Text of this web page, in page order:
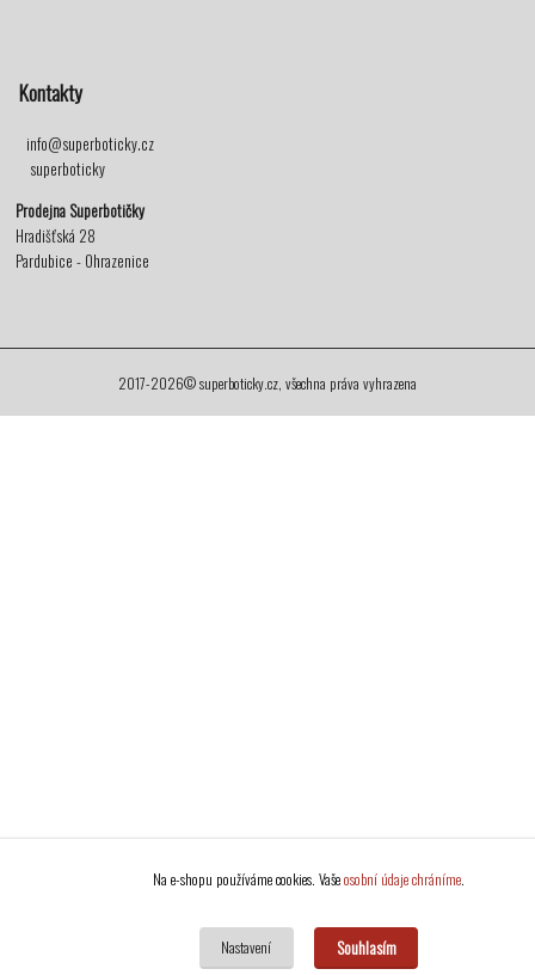
Kontakty
info@superboticky.cz
superboticky
Prodejna Superbotičky
Hradišťská 28
Pardubice - Ohrazenice
2017-2026© superboticky.cz, všechna práva vyhrazena
Na e-shopu používáme cookies. Vašeosobní údaje chráníme.
Nastavení Souhlasím